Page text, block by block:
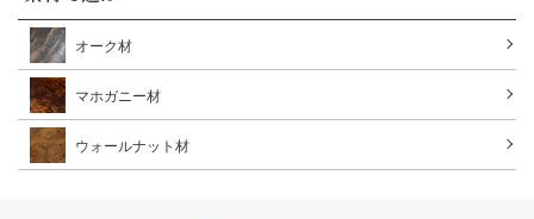
オーク材
マホガニー材
ウォールナット材